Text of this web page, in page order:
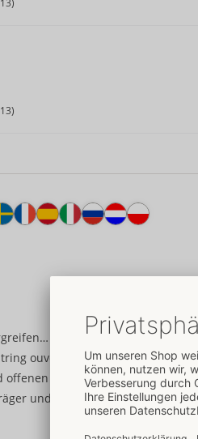
ouvert und Strapsgurt. Die
offenen Schritt: sehr feminin, aber
und Strapse sind